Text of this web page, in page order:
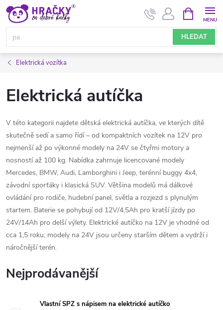
Přejít
obsah
HLEDAT
NÁKUPNÍ
KOŠÍK
Elektrická vozítka
Elektrická autíčka
V této kategorii najdete dětská elektrická autíčka, ve kterých dítě
skutečně sedí a samo řídí – od kompaktních vozítek na 12V pro
nejmenší až po výkonné modely na 24V se čtyřmi motory a
nosností až 100 kg. Nabídka zahrnuje licencované modely
Mercedes, BMW, Audi, Lamborghini i Jeep, terénní buggy 4x4,
závodní sporťáky i klasická SUV. Většina modelů má dálkové
ovládání pro rodiče, hudební panel, světla a rozjezd s plynulým
startem. Baterie se pohybují od 12V/4,5Ah pro kratší jízdy po
24V/14Ah pro delší výlety. Elektrické autíčko na 12V je vhodné od
cca 1,5 roku; modely na 24V jsou určeny starším dětem a vydrží i
náročnější terén.
Nejprodávanější
Vlastní SPZ s nápisem na elektrické autíčko